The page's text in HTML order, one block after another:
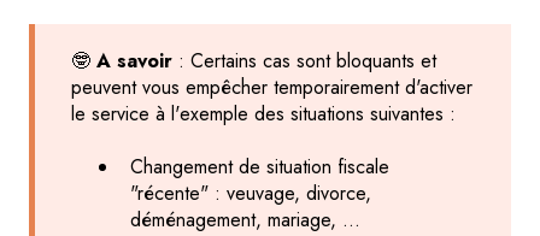
🤓 A savoir : Certains cas sont bloquants et
peuvent vous empêcher temporairement d'activer
le service à l'exemple des situations suivantes :
Changement de situation fiscale
"récente" : veuvage, divorce,
déménagement, mariage, ...